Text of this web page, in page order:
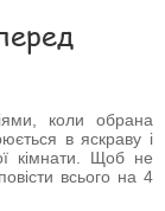
коли обрана
в яскраву і
кімнати. Щоб не
всього на 4